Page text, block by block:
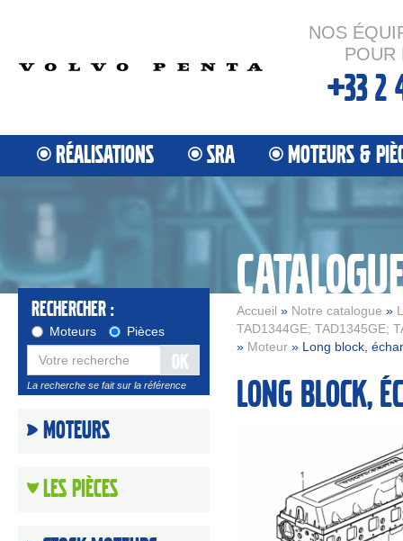
NOS
POUR
+33 2
RÉALISATIONS SRA MOTEURS &
Accueil » Notre catalogue »
TAD1344GE; TAD1345GE;
» Moteur» Long block,
Rechercher :
Moteurs Pièces
OK
La recherche se fait sur la référence
Moteurs
Les Pièces
Long block,